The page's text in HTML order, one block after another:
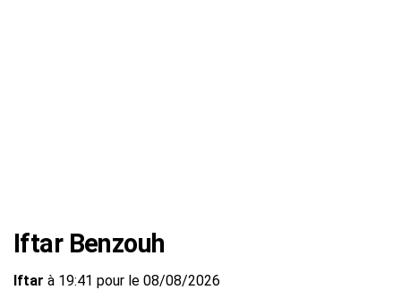
Iftar Benzouh
Iftar à 19:41 pour le 08/08/2026